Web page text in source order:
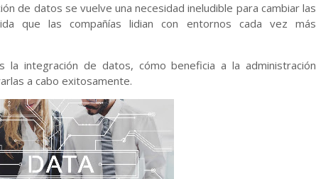
de datos se vuelve una necesidad ineludible para cambiar las
que las compañías lidian con entornos cada vez más
integración de datos, cómo beneficia a la administración
a cabo exitosamente.